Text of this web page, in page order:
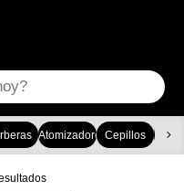
AtomizadoresCepillos
Ordenado